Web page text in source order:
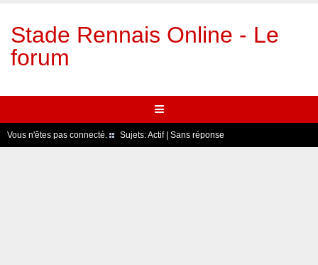
Stade Rennais Online - Le
forum
Vous n'êtes pas connecté. Sujets:Actif| Sans réponse